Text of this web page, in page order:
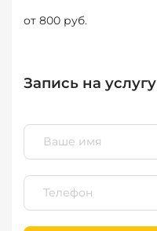
от 800 руб.
Запись на услугу